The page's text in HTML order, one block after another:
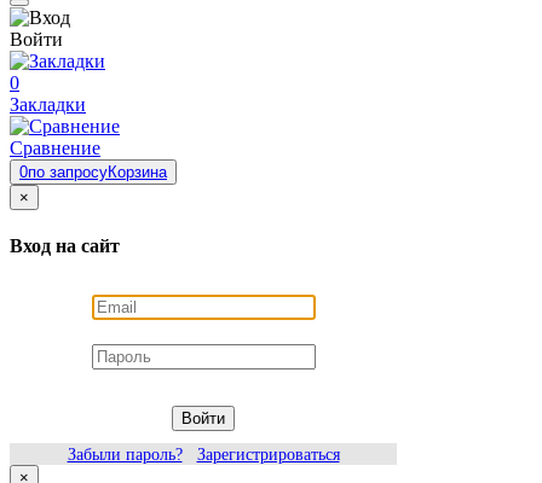
Войти
0
Закладки
Сравнение
0по запросуКорзина
×
Вход на сайт
Войти
Забыли пароль?
Зарегистрироваться
×